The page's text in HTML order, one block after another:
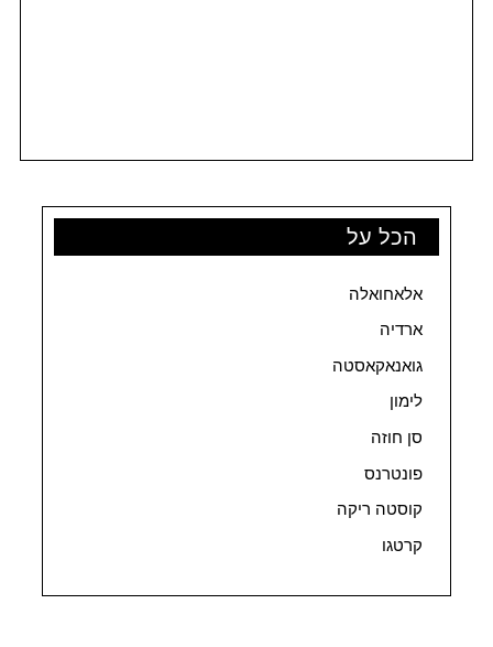
הכל על
אלאחואלה
ארדיה
גואנאקאסטה
לימון
סן חוזה
פונטרנס
קוסטה ריקה
קרטגו